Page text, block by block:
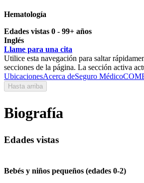
Hematología
Edades vistas 0 - 99+ años
Inglés
Llame para una cita
Utilice esta navegación para saltar
secciones de la página. La sección activa
UbicacionesAcerca deSeguro Médico
Hasta arriba
Biografía
Edades vistas
Bebés y niños pequeños (edades 0-2)